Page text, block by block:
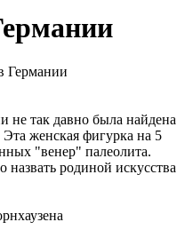
не так давно была найдена
женская фигурка на 5
"венер" палеолита.
родиной искусства